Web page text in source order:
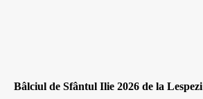
Bâlciul de Sfântul Ilie 2026 de la Lespezi